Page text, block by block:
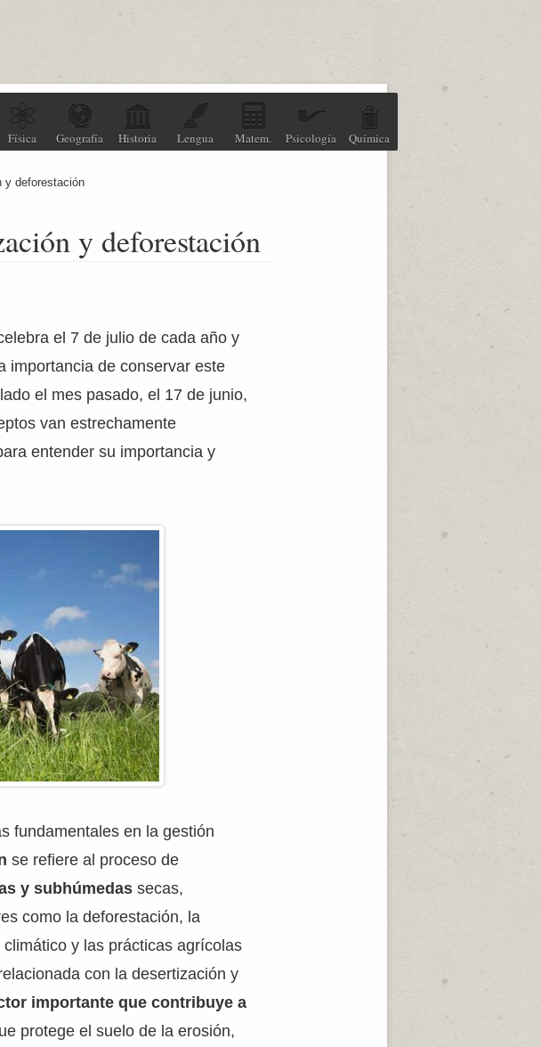
Física Geografía Historia Lengua Matem. Psicología Química
y deforestación
y deforestación
el 7 de julio de cada año y
importancia de conservar este
el mes pasado, el 17 de junio,
van estrechamente
entender su importancia y
fundamentales en la gestión
se refiere al proceso de
y subhúmedassecas,
como la deforestación, la
y las prácticas agrícolas
con la desertización y
importante que contribuye a
protege el suelo de la erosión,